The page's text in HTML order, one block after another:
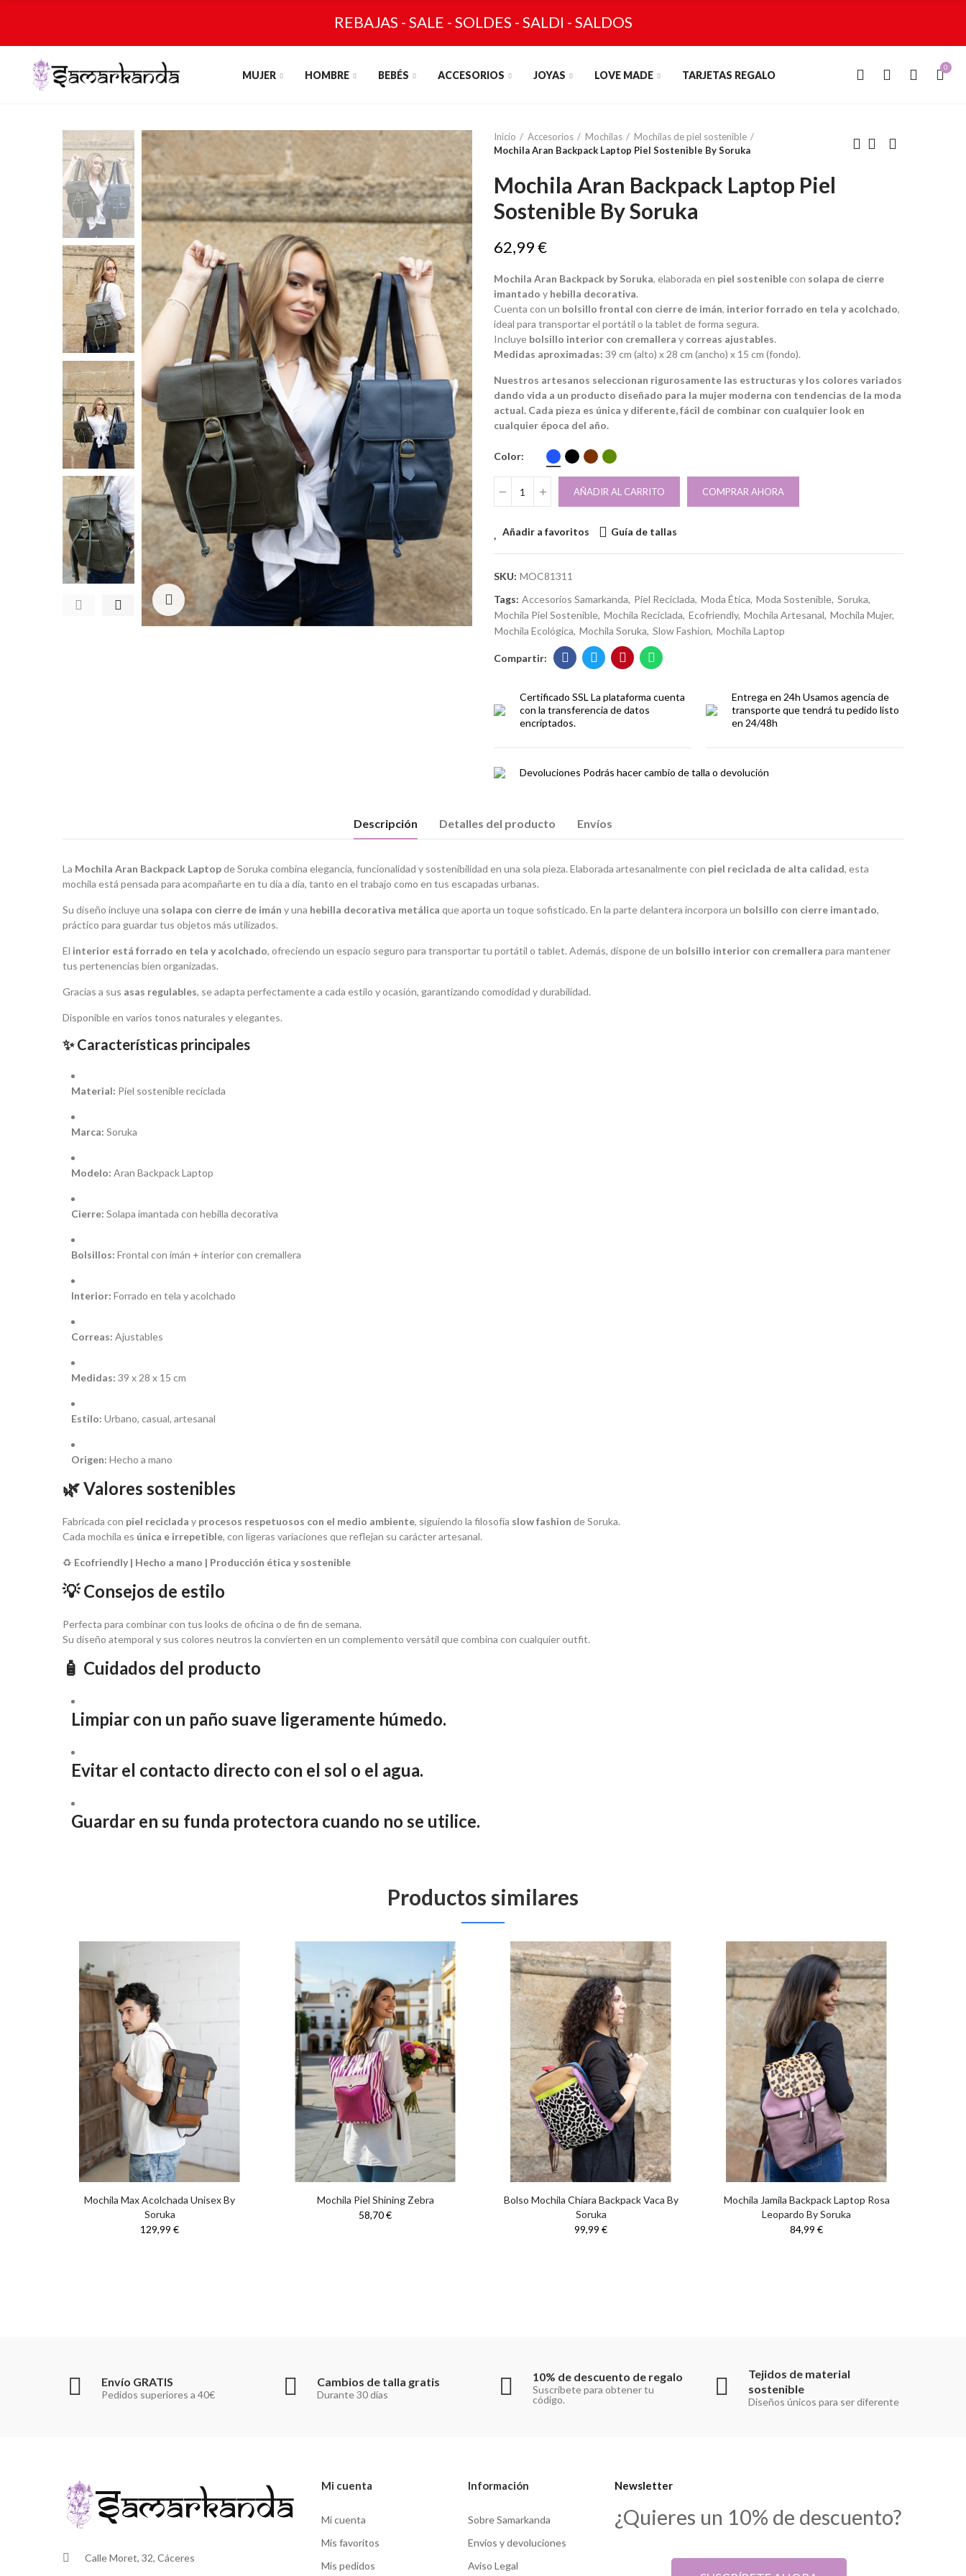
REBAJAS - SALE - SOLDES - SALDI - SALDOS
MUJER HOMBRE BEBÉS ACCESORIOS JOYAS LOVE MADE TARJETAS REGALO
0
Ampliar
Inicio Accesorios Mochilas
Mochilas de piel sostenible
Mochila Aran Backpack Laptop Piel Sostenible By Soruka
Mochila Aran Backpack Laptop Piel
Sostenible By Soruka
62,99 €
Mochila Aran Backpack by Soruka, elaborada en piel sosteniblecon solapa de cierre
imantado y hebilla decorativa.
Cuenta con un bolsillo frontal con cierre de imán, interior forrado en tela y acolchado,
ideal para transportar el portátil o la tablet de forma segura.
Incluye bolsillo interior con cremallera y correas ajustables.
Medidas aproximadas: 39 cm (alto) x 28 cm (ancho) x 15 cm (fondo).
Nuestros artesanos seleccionan rigurosamente las estructuras y los colores variados
dando vida a un producto diseñado para la mujer moderna con tendencias de la moda
actual. Cada pieza es única y diferente, fácil de combinar con cualquier look en
cualquier época del año.
Color
AÑADIR AL CARRITO COMPRAR AHORA
Añadir a favoritos Guía de tallas
SKU: MOC81311
Tags: Accesorios Samarkanda Piel Reciclada Moda Ética Moda Sostenible Soruka
Mochila Piel Sostenible Mochila Reciclada Ecofriendly Mochila Artesanal Mochila Mujer
Mochila Ecológica Mochila Soruka Slow Fashion Mochila Laptop
Certificado SSL La plataforma cuenta
con la transferencia de datos
encriptados.
Entrega en 24h Usamos agencia de
transporte que tendrá tu pedido listo
en 24/48h
Devoluciones Podrás hacer cambio de talla o devolución
Descripción Detalles del producto Envíos
La Mochila Aran Backpack Laptopde Soruka combina elegancia, funcionalidad y sostenibilidad en una sola pieza. Elaborada artesanalmente con piel reciclada de alta calidad, esta
mochila está pensada para acompañarte en tu día a día, tanto en el trabajo como en tus escapadas urbanas.
Su diseño incluye una solapa con cierre de imán y una hebilla decorativa metálica que aporta un toque sofisticado. En la parte delantera incorpora un bolsillo con cierre imantado,
práctico para guardar tus objetos más utilizados.
El interior está forrado en tela y acolchado, ofreciendo un espacio seguro para transportar tu portátil o tablet. Además, dispone de un bolsillo interior con cremallera para mantener
tus pertenencias bien organizadas.
Gracias a sus asas regulables, se adapta perfectamente a cada estilo y ocasión, garantizando comodidad y durabilidad.
Disponible en varios tonos naturales y elegantes.
✨ Características principales
Material: Piel sostenible reciclada
Marca: Soruka
Modelo: Aran Backpack Laptop
Cierre: Solapa imantada con hebilla decorativa
Bolsillos: Frontal con imán + interior con cremallera
Interior: Forrado en tela y acolchado
Correas: Ajustables
Medidas: 39 x 28 x 15 cm
Estilo: Urbano, casual, artesanal
Origen: Hecho a mano
🌿 Valores sostenibles
Fabricada con piel reciclada y procesos respetuosos con el medio ambiente, siguiendo la filosofía slow fashion de Soruka.
Cada mochila es única e irrepetible, con ligeras variaciones que reflejan su carácter artesanal.
♻️ Ecofriendly | Hecho a mano | Producción ética y sostenible
💡 Consejos de estilo
Perfecta para combinar con tus looks de oficina o de fin de semana.
Su diseño atemporal y sus colores neutros la convierten en un complemento versátil que combina con cualquier outfit.
🧴 Cuidados del producto
Limpiar con un paño suave ligeramente húmedo.
Evitar el contacto directo con el sol o el agua.
Guardar en su funda protectora cuando no se utilice.
Productos similares
Mochila Max Acolchada Unisex By
Soruka
129,99 €
Mochila Piel Shining Zebra
58,70 €
Bolso Mochila Chiara Backpack Vaca By
Soruka
99,99 €
Mochila Jamila Backpack Laptop Rosa
Leopardo By Soruka
84,99 €
Envío GRATIS
Pedidos superiores a 40€
Cambios de talla gratis
Durante 30 días
10% de descuento de regalo
Suscríbete para obtener tu
código.
Tejidos de material
sostenible
Diseños únicos para ser diferente
Calle Moret, 32, Cáceres
Mi cuenta
Mi cuenta
Mis favoritos
Mis pedidos
Información
Sobre Samarkanda
Envíos y devoluciones
Aviso Legal
Newsletter
¿Quieres un 10% de descuento?